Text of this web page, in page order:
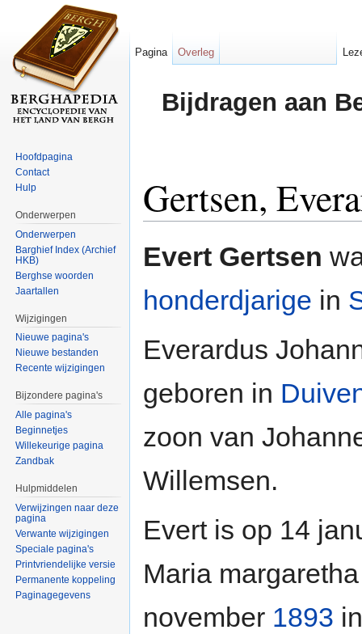
Bijdragen aan
Gertsen,
Evert Gertsen
honderdjarige in
Everardus
geboren in
zoon van
Willemsen.
Evert is op 14
Maria
november 1893
Pagina Overleg
Hoofdpagina
Contact
Hulp
Onderwerpen
Onderwerpen
Barghief Index (Archief
HKB)
Berghse woorden
Jaartallen
Wijzigingen
Nieuwe pagina's
Nieuwe bestanden
Recente wijzigingen
Bijzondere pagina's
Alle pagina's
Beginnetjes
Willekeurige pagina
Zandbak
Hulpmiddelen
Verwijzingen naar deze
pagina
Verwante wijzigingen
Speciale pagina's
Printvriendelijke versie
Permanente koppeling
Paginagegevens